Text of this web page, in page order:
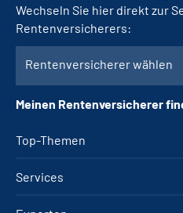
Top-Themen
Services
Wechseln Sie hier direkt zur
Rentenversicherers:
Rentenversicherer wählen
Meinen Rentenversicherer